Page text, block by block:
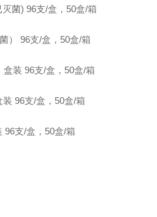
菌) 96支/盒，50盒/箱
） 96支/盒，50盒/箱
盒装 96支/盒，50盒/箱
96支/盒，50盒/箱
96支/盒，50盒/箱